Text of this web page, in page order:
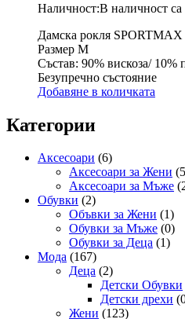
Наличност:В наличност са
Дамска рокля SPORTMAX
Размер М
Състав: 90% вискоза/ 10%
Безупречно състояние
Добавяне в количката
Категории
Аксесоари (6)
Аксесоари за Жени
Аксесоари за Мъже
Обувки (2)
Объвки за Жени (1)
Обувки за Мъже (0)
Обувки за Деца (1)
Мода (167)
Деца (2)
Детски Обувки
Детски дрехи
Жени (123)